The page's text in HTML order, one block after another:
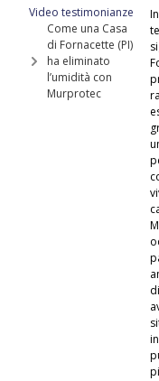
Video testimonianze
Come una Casa
di Fornacette (PI)
ha eliminato
l’umidità con
Murprotec